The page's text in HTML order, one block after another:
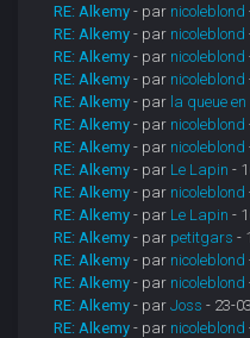
RE: Alkemy - par nicoleblond
RE: Alkemy - par nicoleblond
RE: Alkemy - par nicoleblond
RE: Alkemy - par nicoleblond
RE: Alkemy - par la queue
RE: Alkemy - par nicoleblond
RE: Alkemy - par nicoleblond
RE: Alkemy - par Le Lapin -
RE: Alkemy - par nicoleblond
RE: Alkemy - par Le Lapin -
RE: Alkemy - par petitgars -
RE: Alkemy - par nicoleblond
RE: Alkemy - par nicoleblond
RE: Alkemy - parJoss - 23-
RE: Alkemy - par nicoleblond